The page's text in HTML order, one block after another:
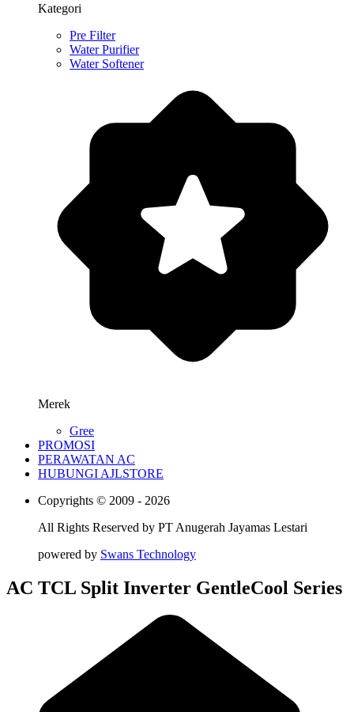
Kategori
Pre Filter
Water Purifier
Water Softener
Merek
Gree
PROMOSI
PERAWATAN AC
HUBUNGI AJLSTORE
Copyrights © 2009 - 2026
All Rights Reserved by PT Anugerah Jayamas Lestari
powered by Swans Technology
AC TCL Split Inverter GentleCool Series